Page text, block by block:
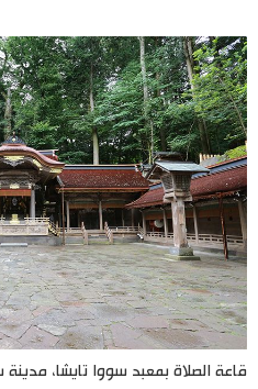
قاعة الصلاة بمعبد سووا تايشا،